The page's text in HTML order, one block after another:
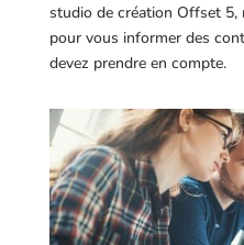
studio de création Offset
pour vous informer des
devez prendre en compte.